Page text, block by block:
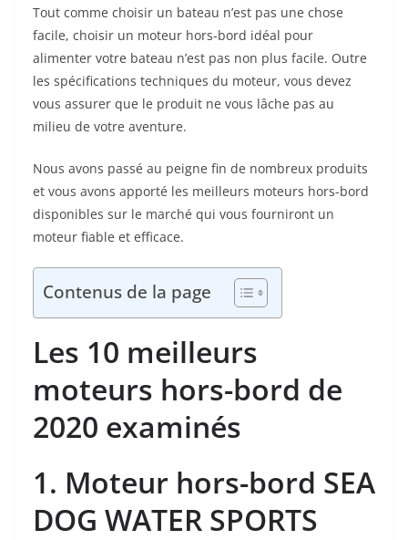
Tout comme choisir un bateau n’est pas une chose
facile, choisir un moteur hors-bord idéal pour
alimenter votre bateau n’est pas non plus facile. Outre
les spécifications techniques du moteur, vous devez
vous assurer que le produit ne vous lâche pas au
milieu de votre aventure.
Nous avons passé au peigne fin de nombreux produits
et vous avons apporté les meilleurs moteurs hors-bord
disponibles sur le marché qui vous fourniront un
moteur fiable et efficace.
Contenus de la page
Les 10 meilleurs
moteurs hors-bord de
2020 examinés
1. Moteur hors-bord SEA
DOG WATER SPORTS